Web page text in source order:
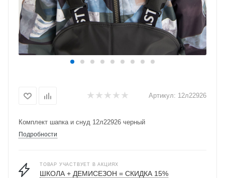
Артикул: 12л22926
Комплект шапка и снуд 12л22926 черный
Подробности
ТОВАР УЧАСТВУЕТ В АКЦИЯХ
ШКОЛА + ДЕМИСЕЗОН = СКИДКА 15%